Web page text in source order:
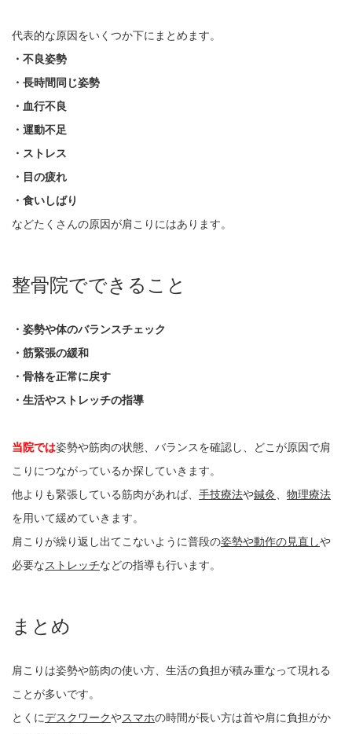
代表的な原因をいくつか下にまとめます。
・不良姿勢
・長時間同じ姿勢
・血行不良
・運動不足
・ストレス
・目の疲れ
・食いしばり
などたくさんの原因が肩こりにはあります。
整骨院でできること
・姿勢や体のバランスチェック
・筋緊張の緩和
・骨格を正常に戻す
・生活やストレッチの指導
当院では姿勢や筋肉の状態、バランスを確認し、どこが原因で肩
こりにつながっているか探していきます。
他よりも緊張している筋肉があれば、 手技療法や鍼灸
物理療法
を用いて緩めていきます。
肩こりが繰り返し出てこないように普段の姿勢や動作の見直しや
必要なストレッチなどの指導も行います。
まとめ
肩こりは姿勢や筋肉の使い方、生活の負担が積み重なって現れる
ことが多いです。
とくにデスクワークやスマホの時間が長い方は首や肩に負担がか